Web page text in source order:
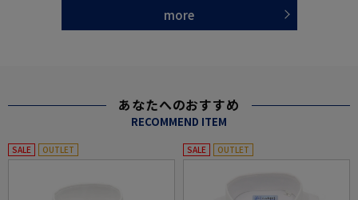
more
あなたへのおすすめ
RECOMMEND ITEM
SALE OUTLET SALE OUTLET